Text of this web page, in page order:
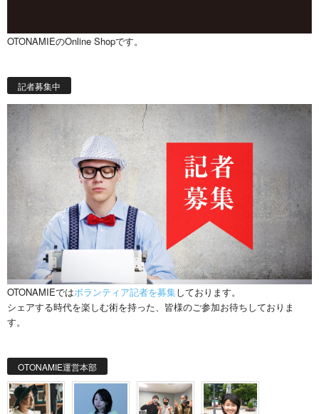
OTONAMIEのOnline Shopです。
記者募集中
OTONAMIEではボランティア記者を募集しております。
シェアする時代を楽しむ術を持った、皆様のご参加お待ちしておりま
す。
OTONAMIE運営本部